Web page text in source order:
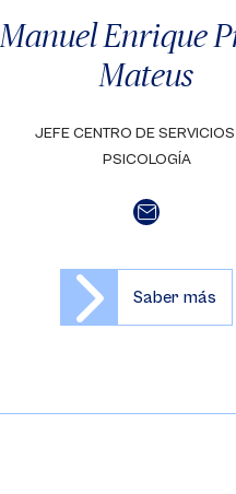
Manuel Enrique
Mateus
JEFE CENTRO DE
PSICOLOGÍA
Saber más